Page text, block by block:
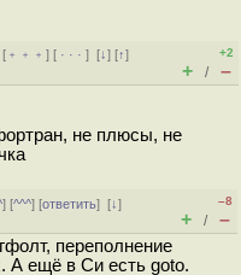
[ ﹢﹢﹢] [ · · ·][↓] [↑]
+2
+ / –
не плюсы, не
] [^^^] [ответить][↓]
–8
+ / –
переполнение
А ещё в Си есть goto.